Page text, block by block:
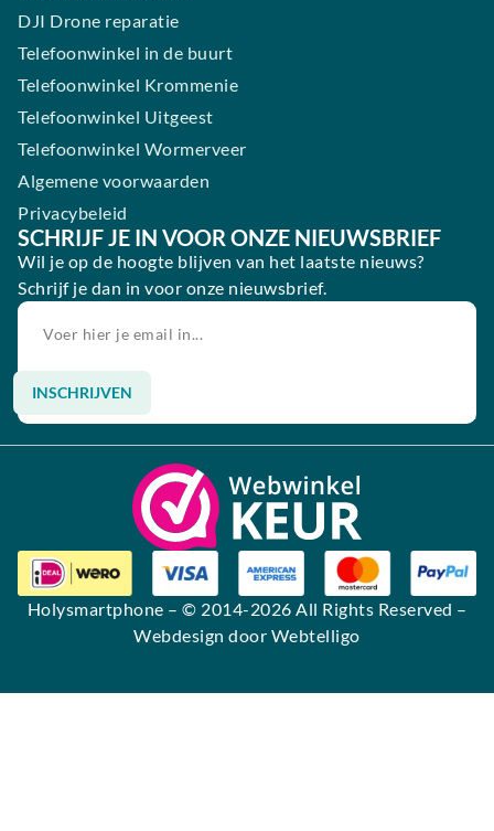
DJI Drone reparatie
Telefoonwinkel in de buurt
Telefoonwinkel Krommenie
Telefoonwinkel Uitgeest
Telefoonwinkel Wormerveer
Algemene voorwaarden
Privacybeleid
SCHRIJF JE IN VOOR ONZE NIEUWSBRIEF
Wil je op de hoogte blijven van het laatste nieuws?
Schrijf je dan in voor onze nieuwsbrief.
INSCHRIJVEN
Alternative:
Holysmartphone – © 2014-2026 All Rights Reserved –
Webdesign door Webtelligo